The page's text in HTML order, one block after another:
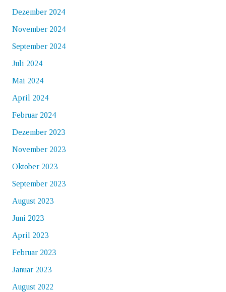
Dezember 2024
November 2024
September 2024
Juli 2024
Mai 2024
April 2024
Februar 2024
Dezember 2023
November 2023
Oktober 2023
September 2023
August 2023
Juni 2023
April 2023
Februar 2023
Januar 2023
August 2022